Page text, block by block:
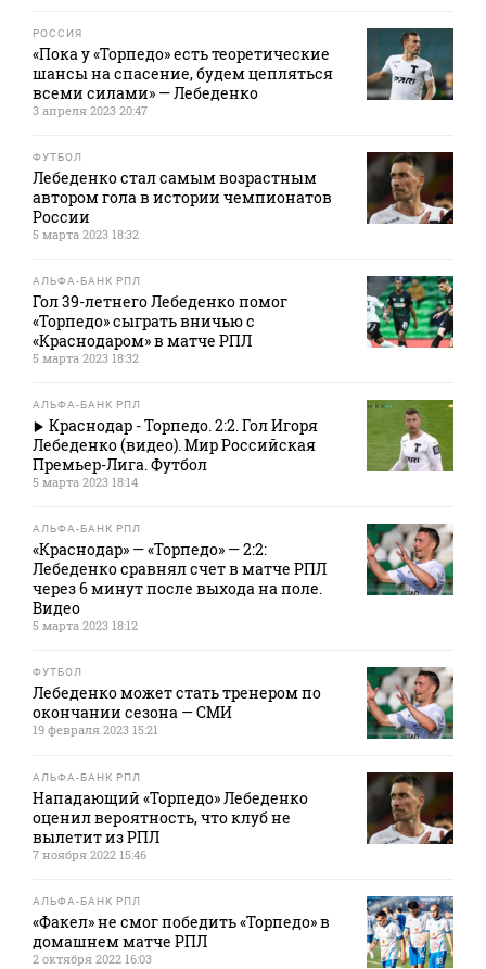
РОССИЯ
«Пока у «Торпедо» есть теоретические
шансы на спасение, будем цепляться
всеми силами» — Лебеденко
3 апреля 2023 20:47
ФУТБОЛ
Лебеденко стал самым возрастным
автором гола в истории чемпионатов
России
5 марта 2023 18:32
АЛЬФА-БАНК РПЛ
Гол 39-летнего Лебеденко помог
«Торпедо» сыграть вничью с
«Краснодаром» в матче РПЛ
5 марта 2023 18:32
АЛЬФА-БАНК РПЛ
Краснодар - Торпедо. 2:2. Гол Игоря
Лебеденко (видео). Мир Российская
Премьер-Лига. Футбол
5 марта 2023 18:14
АЛЬФА-БАНК РПЛ
«Краснодар» — «Торпедо» — 2:2:
Лебеденко сравнял счет в матче РПЛ
через 6 минут после выхода на поле.
Видео
5 марта 2023 18:12
ФУТБОЛ
Лебеденко может стать тренером по
окончании сезона — СМИ
19 февраля 2023 15:21
АЛЬФА-БАНК РПЛ
Нападающий «Торпедо» Лебеденко
оценил вероятность, что клуб не
вылетит из РПЛ
7 ноября 2022 15:46
АЛЬФА-БАНК РПЛ
«Факел» не смог победить «Торпедо» в
домашнем матче РПЛ
2 октября 2022 16:03